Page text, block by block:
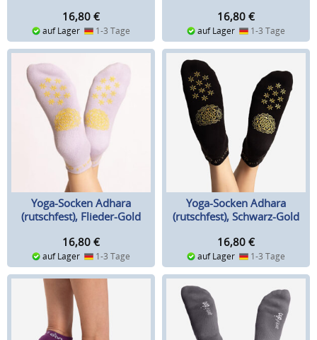
16,80 €
auf Lager 1-3 Tage
16,80 €
auf Lager 1-3 Tage
Yoga-Socken Adhara
(rutschfest), Flieder-Gold
16,80 €
auf Lager 1-3 Tage
Yoga-Socken Adhara
(rutschfest), Schwarz-Gold
16,80 €
auf Lager 1-3 Tage